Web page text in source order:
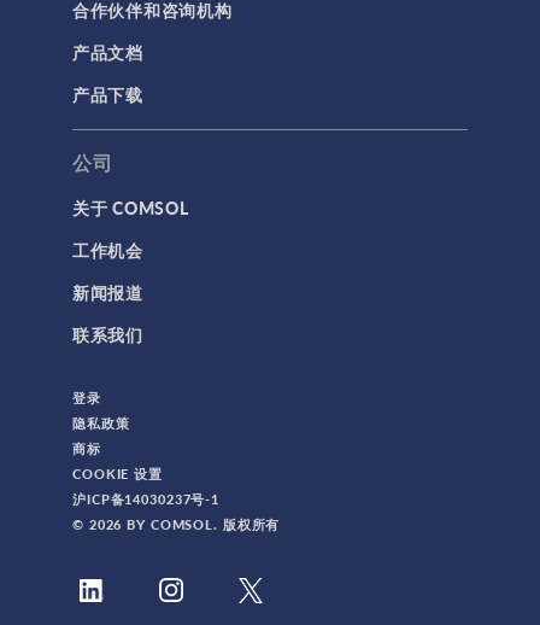
合作伙伴和咨询机构
产品文档
产品下载
公司
关于 COMSOL
工作机会
新闻报道
联系我们
登录
隐私政策
商标
COOKIE 设置
沪ICP备14030237号-1
© 2026 BY COMSOL. 版权所有